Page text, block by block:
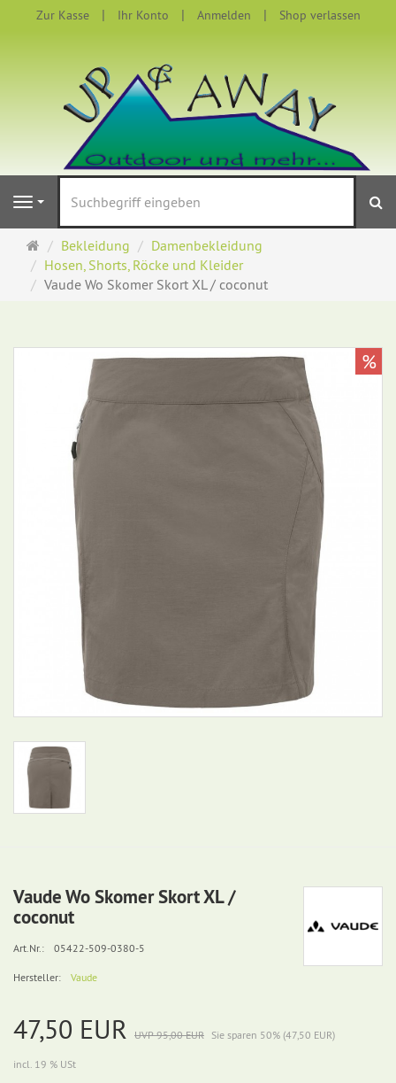
Zur Kasse Ihr Konto Anmelden Shop verlassen
Navigation
Startseite
Bekleidung
Damenbekleidung
Hosen, Shorts, Röcke und Kleider
Vaude Wo Skomer Skort XL / coconut
%
Vaude Wo Skomer Skort XL /
coconut
Art.Nr.: 05422-509-0380-5
Hersteller: Vaude
47,50 EUR UVP 95,00 EUR Sie sparen 50% (47,50 EUR)
incl. 19 % USt